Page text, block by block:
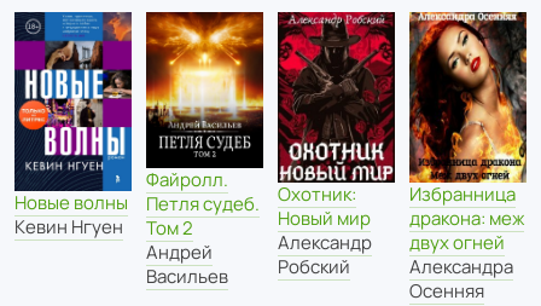
Новые волны
Кевин Нгуен
Файролл.
Петля судеб.
Том 2
Андрей
Васильев
Охотник:
Новый мир
Александр
Робский
Избранница
дракона: меж
двух огней
Александра
Осенняя